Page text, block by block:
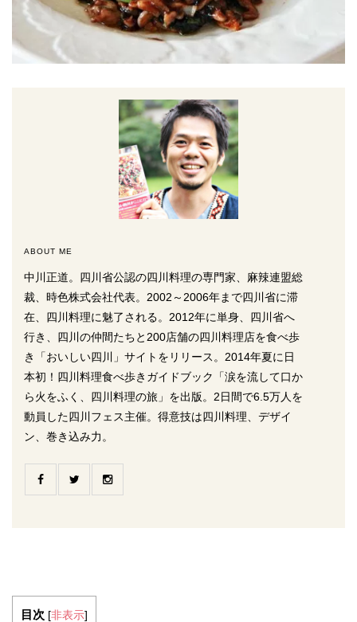
ABOUT ME
中川正道。四川省公認の四川料理の専門家、麻辣連盟総
裁、時色株式会社代表。2002～2006年まで四川省に滞
在、四川料理に魅了される。2012年に単身、四川省へ
行き、四川の仲間たちと200店舗の四川料理店を食べ歩
き「おいしい四川」サイトをリリース。2014年夏に日
本初！四川料理食べ歩きガイドブック「涙を流して口か
ら火をふく、四川料理の旅」を出版。2日間で6.5万人を
動員した四川フェス主催。得意技は四川料理、デザイ
ン、巻き込み力。
目次 [非表示]